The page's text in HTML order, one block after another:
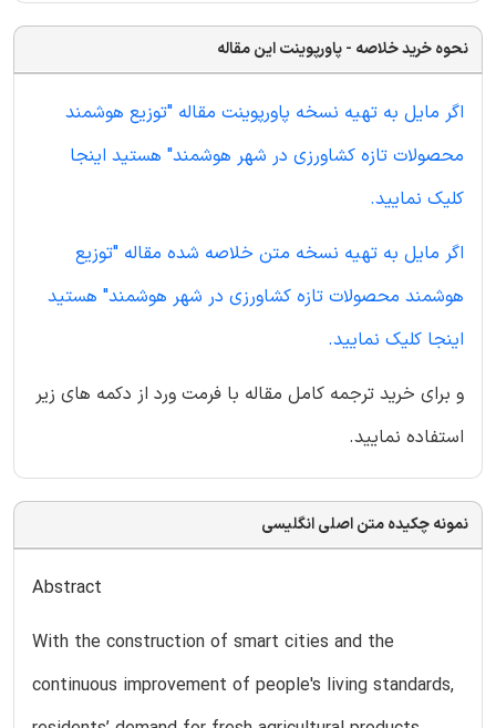
نحوه خرید خلاصه - پاورپوینت این مقاله
اگر مایل به تهیه نسخه پاورپوینت مقاله "توزیع هوشمند
محصولات تازه کشاورزی در شهر هوشمند" هستید اینجا
کلیک نمایید.
اگر مایل به تهیه نسخه متن خلاصه شده مقاله "توزیع
هوشمند محصولات تازه کشاورزی در شهر هوشمند" هستید
اینجا کلیک نمایید.
و برای خرید ترجمه کامل مقاله با فرمت ورد از دکمه های زیر
استفاده نمایید.
نمونه چکیده متن اصلی انگلیسی
Abstract
With the construction of smart cities and the
continuous improvement of people's living standards,